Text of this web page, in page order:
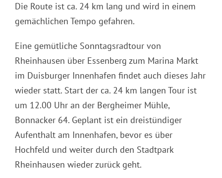
Die Route ist ca. 24 km lang und wird in einem
gemächlichen Tempo gefahren.
Eine gemütliche Sonntagsradtour von
Rheinhausen über Essenberg zum Marina Markt
im Duisburger Innenhafen findet auch dieses Jahr
wieder statt. Start der ca. 24 km langen Tour ist
um 12.00 Uhr an der Bergheimer Mühle,
Bonnacker 64. Geplant ist ein dreistündiger
Aufenthalt am Innenhafen, bevor es über
Hochfeld und weiter durch den Stadtpark
Rheinhausen wieder zurück geht.